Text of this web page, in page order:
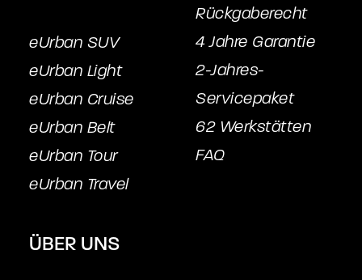
eUrban SUV
eUrban Light
eUrban Cruise
eUrban Belt
eUrban Tour
eUrban Travel
Rückgaberecht
4 Jahre Garantie
2-Jahres-
Servicepaket
62 Werkstätten
FAQ
ÜBER UNS